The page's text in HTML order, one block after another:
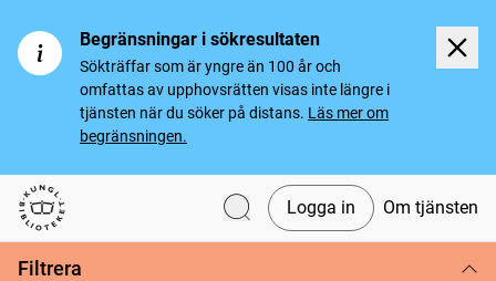
Begränsningar i sökresultaten
Sökträffar som är yngre än 100 år och
omfattas av upphovsrätten visas inte längre i
tjänsten när du söker på distans. Läs mer om
begränsningen.
Svenska tidningar
Logga in Om tjänsten
Filtrera